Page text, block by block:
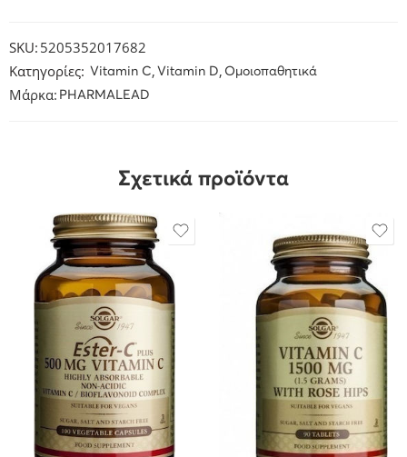
SKU: 5205352017682
Κατηγορίες: Vitamin C, Vitamin D, Ομοιοπαθητικά
Μάρκα: PHARMALEAD
Σχετικά προϊόντα